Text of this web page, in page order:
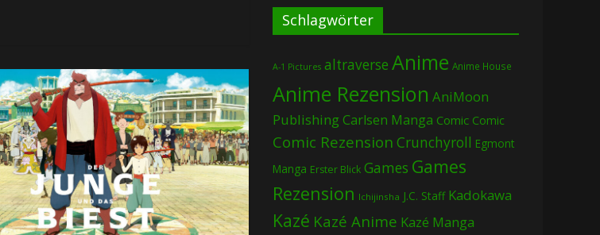
Schlagwörter
A-1 Pictures altraverse Anime Anime House
Anime Rezension AniMoon
PublishingCarlsen Manga Comic Comic
Comic Rezension Crunchyroll Egmont
Manga Erster Blick Games Games
Rezension Ichijinsha J.C. Staff Kadokawa
Kazé Kazé Anime Kazé Manga